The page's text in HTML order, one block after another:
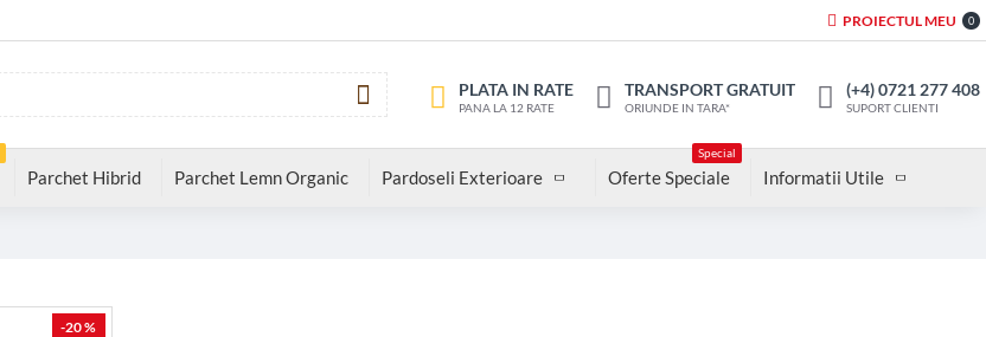
PROIECTUL MEU 0
PLATA IN RATE
PANA LA 12 RATE
TRANSPORT GRATUIT
ORIUNDE IN TARA*
(+4) 0721 277 408
SUPORT CLIENTI
Parchet Hibrid Parchet Lemn Organic Pardoseli Exterioare Oferte Speciale
Special
Informatii Utile
-20 %